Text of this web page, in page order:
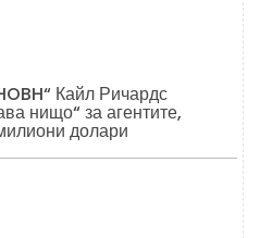
Кайл Ричардс
нищо“ за агентите,
долари